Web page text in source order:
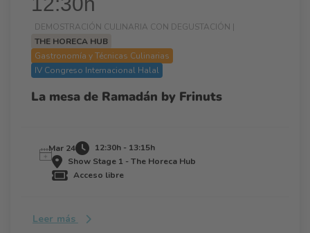
DEMOSTRACIÓN CULINARIA CON DEGUSTACIÓN |
THE HORECA HUB
Gastronomía y Técnicas Culinarias
IV Congreso Internacional Halal
La mesa de Ramadán by Frinuts
Mar 24
12:30h - 13:15h
Show Stage 1 - The Horeca Hub
Acceso libre
Leer más